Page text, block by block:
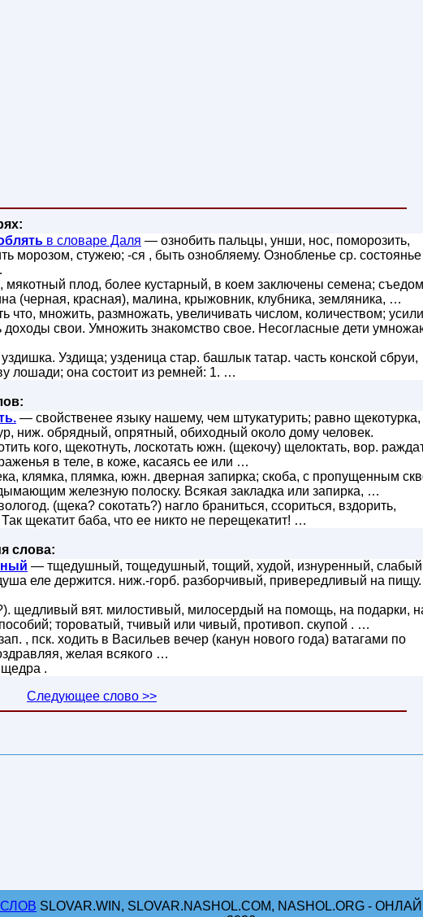
в словаре Даля — ознобить пальцы, унши, нос, поморозить,
морозом, стужею; -ся , быть ознобляему. Ознобленье ср. состоянье
плод, более кустарный, в коем заключены семена;
(черная, красная), малина, крыжовник, клубника, земляника, …
что, множить, размножать, увеличивать числом, количеством;
доходы свои. Умножить знакомство свое. Несогласные дети
Уздища; узденица стар. башлык татар. часть конской сбруи,
лошади; она состоит из ремней: 1. …
— свойственее языку нашему, чем штукатурить; равно щекотурка,
ниж. обрядный, опрятный, обиходный около дому человек.
кого, щекотнуть, лоскотать южн. (щекочу) щелоктать, вор.
в теле, в коже, касаясь ее или …
клямка, плямка, южн. дверная запирка; скоба, с пропущенным
железную полоску. Всякая закладка или запирка, …
(щека? сокотать?) нагло браниться, ссориться, вздорить,
щекатит баба, что ее никто не перещекатит! …
слова:
— тщедушный, тощедушный, тощий, худой, изнуренный,
еле держится. ниж.-горб. разборчивый, привередливый на пищу.
щедливый вят. милостивый, милосердый на помощь, на подарки,
тороватый, тчивый или чивый, противоп. скупой . …
, пск. ходить в Васильев вечер (канун нового года) ватагами по
желая всякого …
.
Следующее слово >>
SLOVAR.WIN, SLOVAR.NASHOL.COM, NASHOL.ORG -